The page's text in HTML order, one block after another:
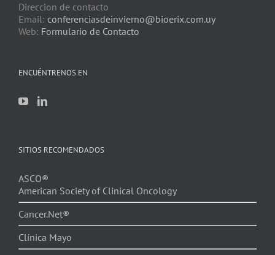
Direccion de contacto
Email: conferenciasdeinvierno@bioerix.com.uy
Web: Formulario de Contacto
ENCUÉNTRENOS EN
SITIOS RECOMENDADOS
ASCO®
American Society of Clinical Oncology
Cancer.Net®
Clínica Mayo